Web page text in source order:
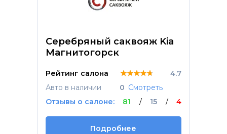
Серебряный саквояж Kia
Магнитогорск
Рейтинг салона ★★★★★
★★★★★
★★★★★
4.7
Авто в наличии
0 Смотреть
Отзывы о салоне:
81 / 15 / 4
Подробнее